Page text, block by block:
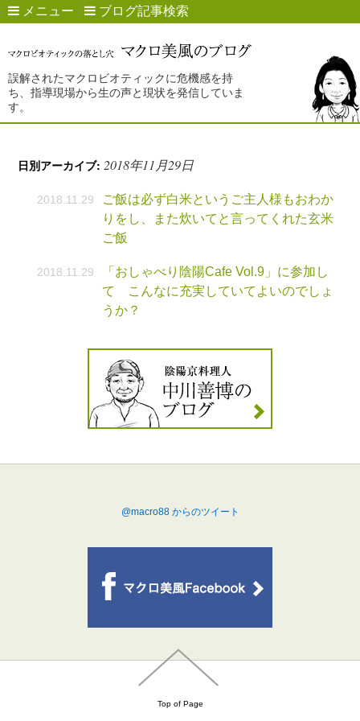
メニュー ブログ記事検索
誤解されたマクロビオティックに危機感を持
ち、指導現場から生の声と現状を発信していま
す。
日別アーカイブ:2018年11月29日
2018.11.29
ご飯は必ず白米というご主人様もおわか
りをし、また炊いてと言ってくれた玄米
ご飯
2018.11.29
「おしゃべり陰陽Cafe Vol.9」に参加し
て こんなに充実していてよいのでしょ
うか？
@macro88 からのツイート
Top of Page